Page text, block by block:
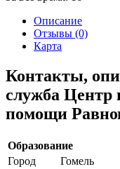
Описание
Отзывы (0)
Карта
Контакты,
служба Центр
помощи
Образование
Город
Гомель